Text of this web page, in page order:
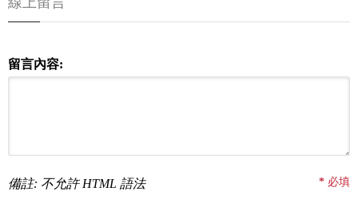
留言內容:
備註: 不允許 HTML 語法 * 必填